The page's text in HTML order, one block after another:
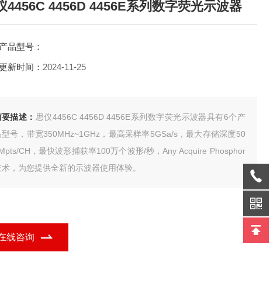
4456C 4456D 4456E系列数字荧光示波器
产品型号：
新时间： 2024-11-25
描述： 思仪4456C 4456D 4456E系列数字荧光示波器具有6个产
型号，带宽350MHz~1GHz，最高采样率5GSa/s，最大存储深度50
CH，最快波形捕获率100万个波形/秒，Any Acquire Phosphor
，为您提供全新的示波器使用体验。
线咨询